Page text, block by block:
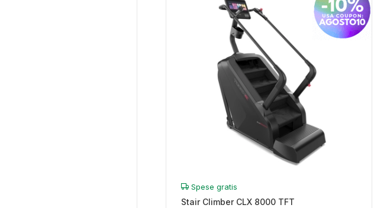
Spese gratis
Stair Climber CLX 8000 TFT